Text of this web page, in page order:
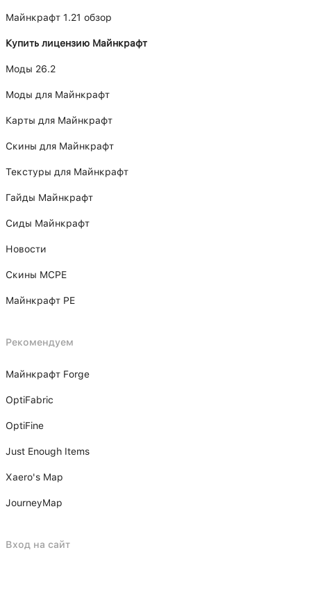
Майнкрафт 1.21 обзор
Купить лицензию Майнкрафт
Моды 26.2
Моды для Майнкрафт
Карты для Майнкрафт
Скины для Майнкрафт
Текстуры для Майнкрафт
Гайды Майнкрафт
Сиды Майнкрафт
Новости
Скины MCPE
Майнкрафт PE
Рекомендуем
Майнкрафт Forge
OptiFabric
OptiFine
Just Enough Items
Xаero's Mаp
JourneyMap
Вход на сайт